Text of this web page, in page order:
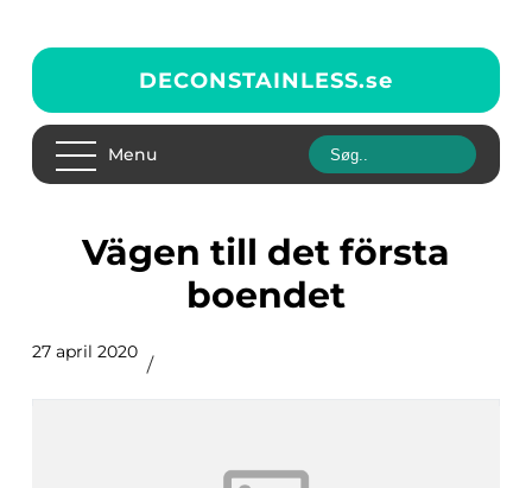
DECONSTAINLESS.se
Menu
Vägen till det första
boendet
27 april 2020